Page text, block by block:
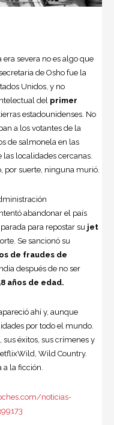
era severa no es algo que
de Osho fue la
Unidos , y no
del primer
estadounidenses. No
a los votantes de la
de salmonela en las
las localidades cercanas.
por suerte, ninguna murió.
abandonar el país
para repostar su jet
Se sancionó su
de fraudes de
después de no ser
años de edad.
ahí y, aunque
por todo el mundo.
sus éxitos, sus crímenes y
Wild Country.
la ficción.
noticias-